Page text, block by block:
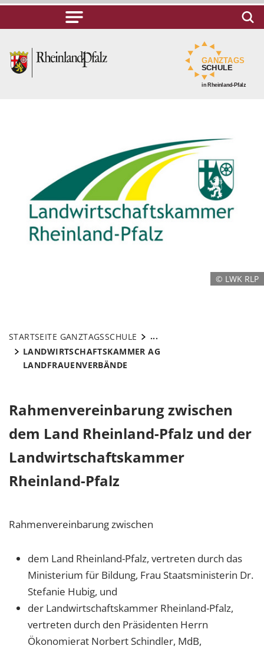
© LWK RLP
STARTSEITE GANZTAGSSCHULE
...
LANDWIRTSCHAFTSKAMMER AG
LANDFRAUENVERBÄNDE
Rahmenvereinbarung zwischen
dem Land Rheinland-Pfalz und der
Landwirtschaftskammer
Rheinland-Pfalz
Rahmenvereinbarung zwischen
dem Land Rheinland-Pfalz, vertreten durch das
Ministerium für Bildung, Frau Staatsministerin Dr.
Stefanie Hubig, und
der Landwirtschaftskammer Rheinland-Pfalz,
vertreten durch den Präsidenten Herrn
Ökonomierat Norbert Schindler, MdB,